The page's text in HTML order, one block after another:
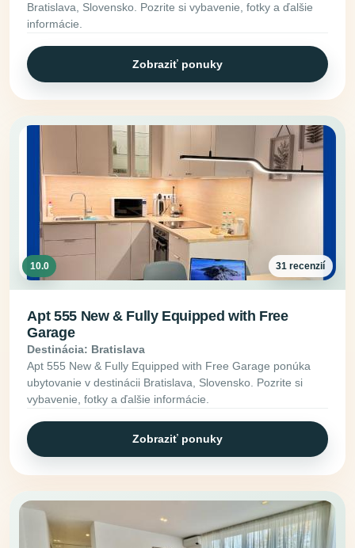
Bratislava, Slovensko. Pozrite si vybavenie, fotky a ďalšie
informácie.
Zobraziť ponuky
10.0 31 recenzií
Apt 555 New & Fully Equipped with Free
Garage
Destinácia: Bratislava
Apt 555 New & Fully Equipped with Free Garage ponúka
ubytovanie v destinácii Bratislava, Slovensko. Pozrite si
vybavenie, fotky a ďalšie informácie.
Zobraziť ponuky